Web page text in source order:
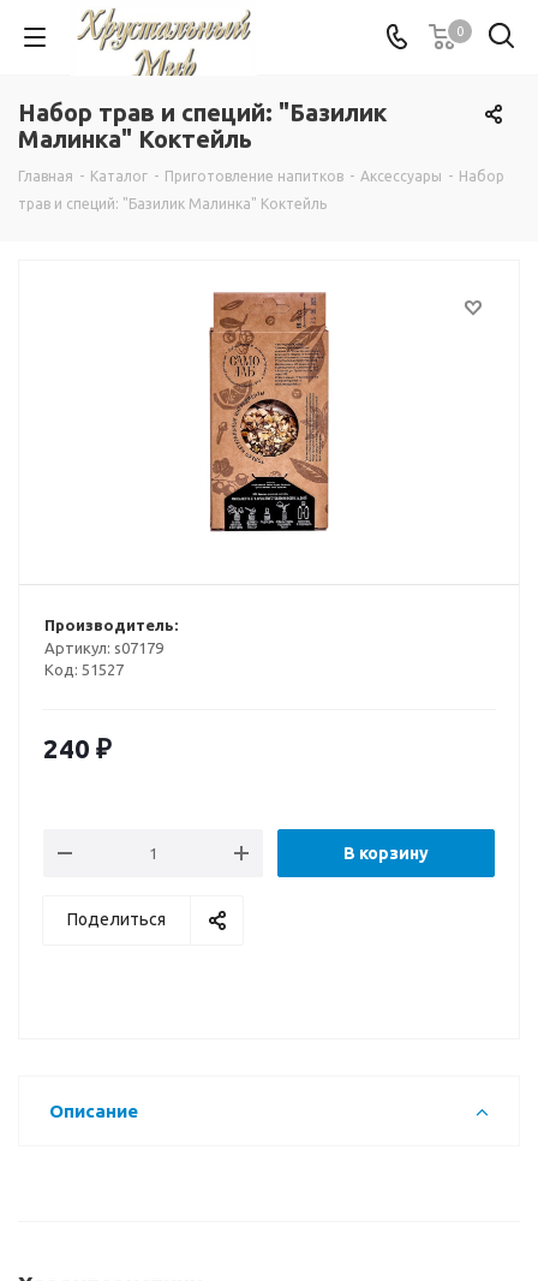
0
Набор трав и специй: "Базилик
Малинка" Коктейль
Главная - Каталог - Приготовление напитков - Аксессуары - Набор
трав и специй: "Базилик Малинка" Коктейль
Производитель:
Артикул: s07179
Код: 51527
240 ₽
В корзину
Поделиться
Описание